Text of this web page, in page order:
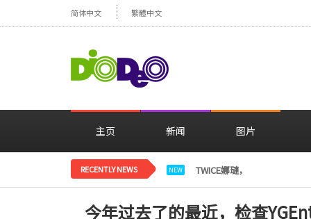
简体中文 繁體中文
主页 新闻 图片
RECENTLY NEWS NEW TWICE娜璉，花背景感性自
今年过去了的最近，检查